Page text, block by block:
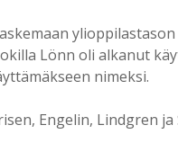
Lönn oli alkanut
nimeksi.
Engelin, Lindgren